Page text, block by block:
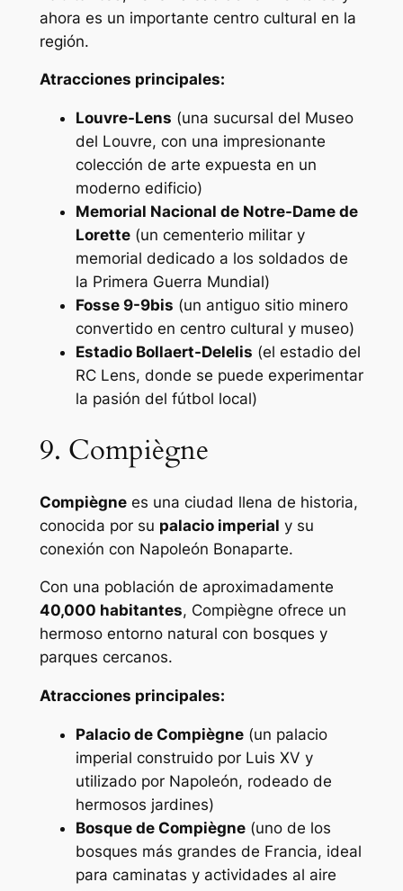
ahora es un importante centro cultural en la
región.
Atracciones principales:
Louvre-Lens (una sucursal del Museo
del Louvre, con una impresionante
colección de arte expuesta en un
moderno edificio)
Memorial Nacional de Notre-Dame de
Lorette(un cementerio militar y
memorial dedicado a los soldados de
la Primera Guerra Mundial)
Fosse 9-9bis (un antiguo sitio minero
convertido en centro cultural y museo)
Estadio Bollaert-Delelis (el estadio del
RC Lens, donde se puede experimentar
la pasión del fútbol local)
9. Compiègne
Compiègnees una ciudad llena de historia,
conocida por su palacio imperial y su
conexión con Napoleón Bonaparte.
Con una población de aproximadamente
40,000 habitantes, Compiègne ofrece un
hermoso entorno natural con bosques y
parques cercanos.
Atracciones principales:
Palacio de Compiègne(un palacio
imperial construido por Luis XV y
utilizado por Napoleón, rodeado de
hermosos jardines)
Bosque de Compiègne(uno de los
bosques más grandes de Francia, ideal
para caminatas y actividades al aire